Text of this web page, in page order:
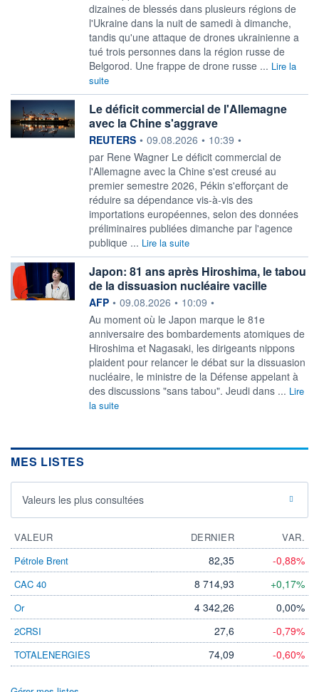
dizaines de blessés dans plusieurs régions de
l'Ukraine dans la nuit de samedi à dimanche,
tandis qu'une attaque de drones ukrainienne a
tué trois personnes dans la région russe de
Belgorod. Une frappe de drone russe ... Lire la
suite
Le déficit commercial de l'Allemagne
avec la Chine s'aggrave
information fournie par
REUTERS • 09.08.2026 • 10:39 •
par Rene Wagner Le déficit commercial de
l'Allemagne avec ‌la Chine s'est creusé au
premier semestre 2026, Pékin s'efforçant de
réduire sa dépendance vis-à-vis des
importations européennes, selon ​des données
préliminaires publiées dimanche par l'agence
publique ... Lire la suite
Japon: 81 ans après Hiroshima, le tabou
de la dissuasion nucléaire vacille
information fournie par
AFP • 09.08.2026 • 10:09 •
Au moment où le Japon marque le 81e
anniversaire des bombardements atomiques de
Hiroshima et Nagasaki, les dirigeants nippons
plaident pour relancer le débat sur la dissuasion
nucléaire, le ministre de la Défense appelant à
des discussions "sans tabou". Jeudi dans ... Lire
la suite
MES LISTES
Valeurs les plus consultées
VALEUR DERNIER
VAR.
Pétrole Brent
82,35 -0,88%
CAC 40 8 714,93 +0,17%
Or 4 342,26 0,00%
2CRSI 27,6 -0,79%
TOTALENERGIES 74,09 -0,60%